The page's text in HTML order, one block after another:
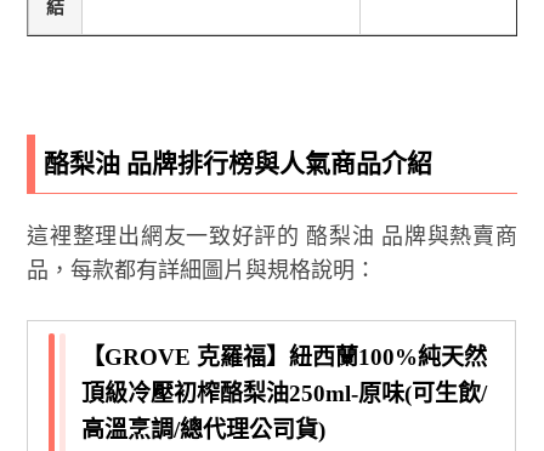
結
酪梨油 品牌排行榜與人氣商品介紹
這裡整理出網友一致好評的 酪梨油 品牌與熱賣商
品，每款都有詳細圖片與規格說明：
【GROVE 克羅福】紐西蘭100%純天然
頂級冷壓初榨酪梨油250ml-原味(可生飲/
高溫烹調/總代理公司貨)